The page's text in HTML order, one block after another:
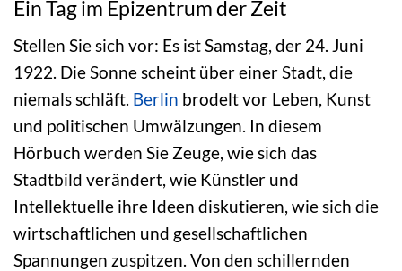
Ein Tag im Epizentrum der Zeit
Stellen Sie sich vor: Es ist Samstag, der 24. Juni
1922. Die Sonne scheint über einer Stadt, die
niemals schläft. Berlin brodelt vor Leben, Kunst
und politischen Umwälzungen. In diesem
Hörbuch werden Sie Zeuge, wie sich das
Stadtbild verändert, wie Künstler und
Intellektuelle ihre Ideen diskutieren, wie sich die
wirtschaftlichen und gesellschaftlichen
Spannungen zuspitzen. Von den schillernden